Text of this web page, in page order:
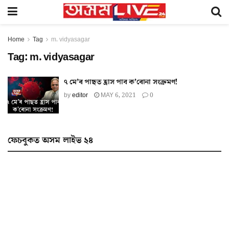
Home Tag m. vidyasagar
Tag: m. vidyasagar
৭ মে’ৰ পাছত হ্ৰাস পাব ক’ৰোনা সংক্ৰমণ!
byeditor MAY 6, 2021 0
ফেচবুকত অসম লাইভ ২৪